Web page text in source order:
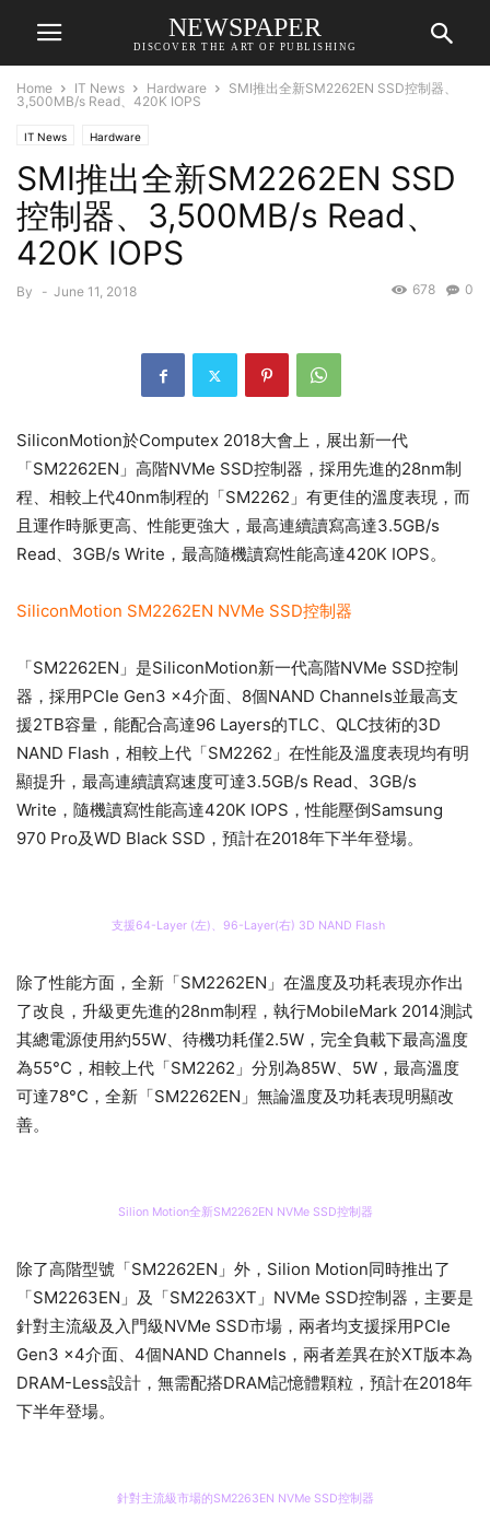
NEWSPAPER
DISCOVER THE ART OF PUBLISHING
Home IT News Hardware
SMI推出全新SM2262EN SSD控制器、
3,500MB/s Read、420K IOPS
IT News Hardware
SMI推出全新SM2262EN SSD
控制器、3,500MB/s Read、
420K IOPS
By - June 11, 2018 0
678
SiliconMotion於Computex 2018大會上，展出新一代
「SM2262EN」高階NVMe SSD控制器，採用先進的28nm制
程、相較上代40nm制程的「SM2262」有更佳的溫度表現，而
且運作時脈更高、性能更強大，最高連續讀寫高達3.5GB/s
Read、3GB/s Write，最高隨機讀寫性能高達420K IOPS。
SiliconMotion SM2262EN NVMe SSD控制器
「SM2262EN」是SiliconMotion新一代高階NVMe SSD控制
器，採用PCIe Gen3 x4介面、8個NAND Channels並最高支
援2TB容量，能配合高達96 Layers的TLC、QLC技術的3D
NAND Flash，相較上代「SM2262」在性能及溫度表現均有明
顯提升，最高連續讀寫速度可達3.5GB/s Read、3GB/s
Write，隨機讀寫性能高達420K IOPS，性能壓倒Samsung
970 Pro及WD Black SSD，預計在2018年下半年登場。
支援64-Layer (左)、96-Layer(右) 3D NAND Flash
除了性能方面，全新「SM2262EN」在溫度及功耗表現亦作出
了改良，升級更先進的28nm制程，執行MobileMark 2014測試
其總電源使用約55W、待機功耗僅2.5W，完全負載下最高溫度
為55°C，相較上代「SM2262」分別為85W、5W，最高溫度
可達78°C，全新「SM2262EN」無論溫度及功耗表現明顯改
善。
Silion Motion全新SM2262EN NVMe SSD控制器
除了高階型號「SM2262EN」外，Silion Motion同時推出了
「SM2263EN」及「SM2263XT」NVMe SSD控制器，主要是
針對主流級及入門級NVMe SSD市場，兩者均支援採用PCIe
Gen3 x4介面、4個NAND Channels，兩者差異在於XT版本為
DRAM-Less設計，無需配搭DRAM記憶體顆粒，預計在2018年
下半年登場。
針對主流級市場的SM2263EN NVMe SSD控制器